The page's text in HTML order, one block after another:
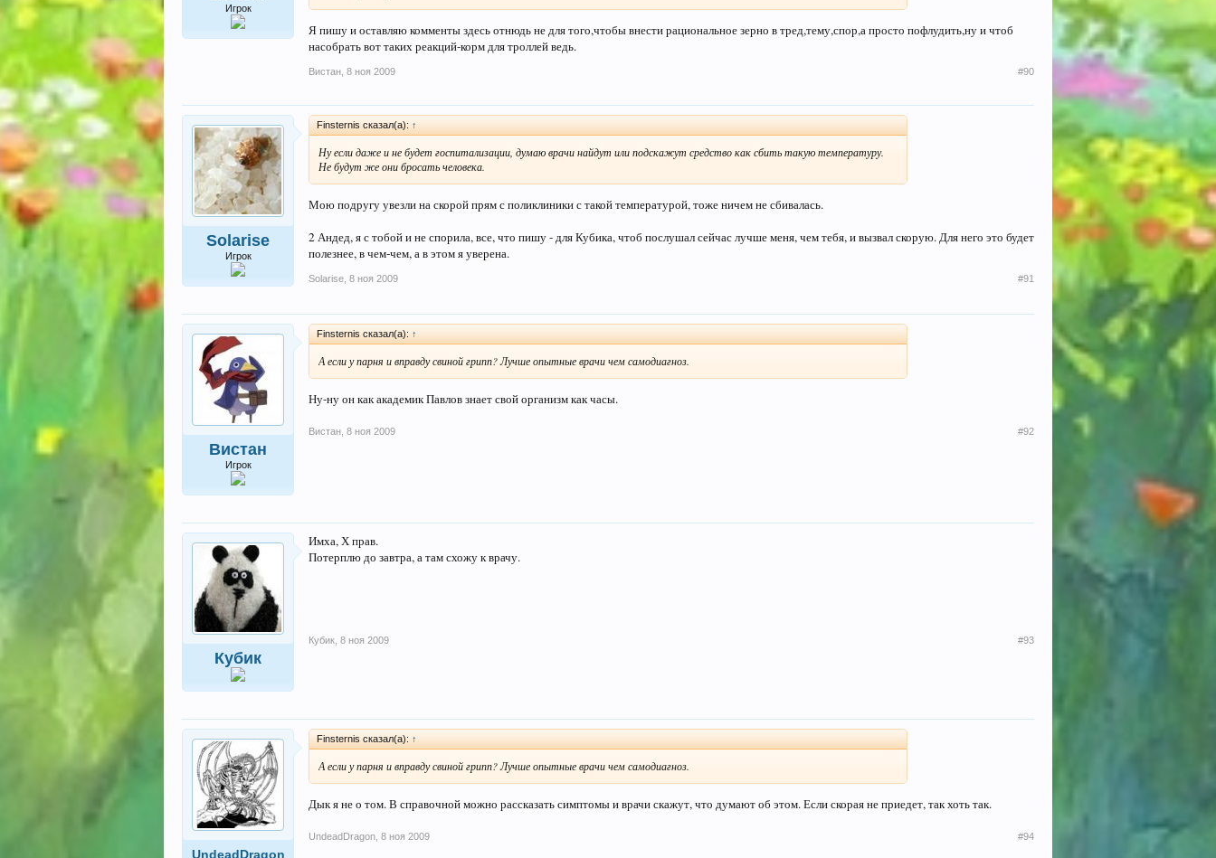
Игрок
Я пишу и оставляю комменты здесь отнюдь не для того,чтобы внести рациональное зерно в тред,тему,спор,а просто пофлудить,ну и чтоб
насобрать вот таких реакций-корм для троллей ведь.
Вистан 8 ноя 2009 #90
Solarise
Игрок
Finsternis сказал(а): ↑
Ну если даже и не будет госпитализации, думаю врачи найдут или подскажут средство как сбить такую температуру.
Не будут же они бросать человека.
Мою подругу увезли на скорой прям с поликлиники с такой температурой, тоже ничем не сбивалась.
2 Андед, я с тобой и не спорила, все, что пишу - для Кубика, чтоб послушал сейчас лучше меня, чем тебя, и вызвал скорую. Для него это будет
полезнее, в чем-чем, а в этом я уверена.
Solarise 8 ноя 2009 #91
Вистан
Игрок
Finsternis сказал(а): ↑
А если у парня и вправду свиной грипп? Лучше опытные врачи чем самодиагноз.
Ну-ну он как академик Павлов знает свой организм как часы.
Вистан 8 ноя 2009 #92
Кубик
Имха, Х прав.
Потерплю до завтра, а там схожу к врачу.
Кубик 8 ноя 2009 #93
UndeadDragon
Finsternis сказал(а): ↑
А если у парня и вправду свиной грипп? Лучше опытные врачи чем самодиагноз.
Дык я не о том. В справочной можно рассказать симптомы и врачи скажут, что думают об этом. Если скорая не приедет, так хоть так.
UndeadDragon 8 ноя 2009 #94